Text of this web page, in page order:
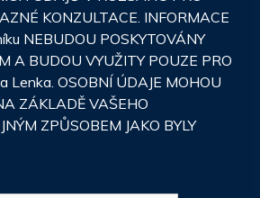
KONZULTACE. INFORMACE
NEBUDOU POSKYTOVÁNY
A BUDOU VYUŽITY POUZE PRO
Lenka. OSOBNÍ ÚDAJE MOHOU
ZÁKLADĚ VAŠEHO
ZPŮSOBEM JAKO BYLY